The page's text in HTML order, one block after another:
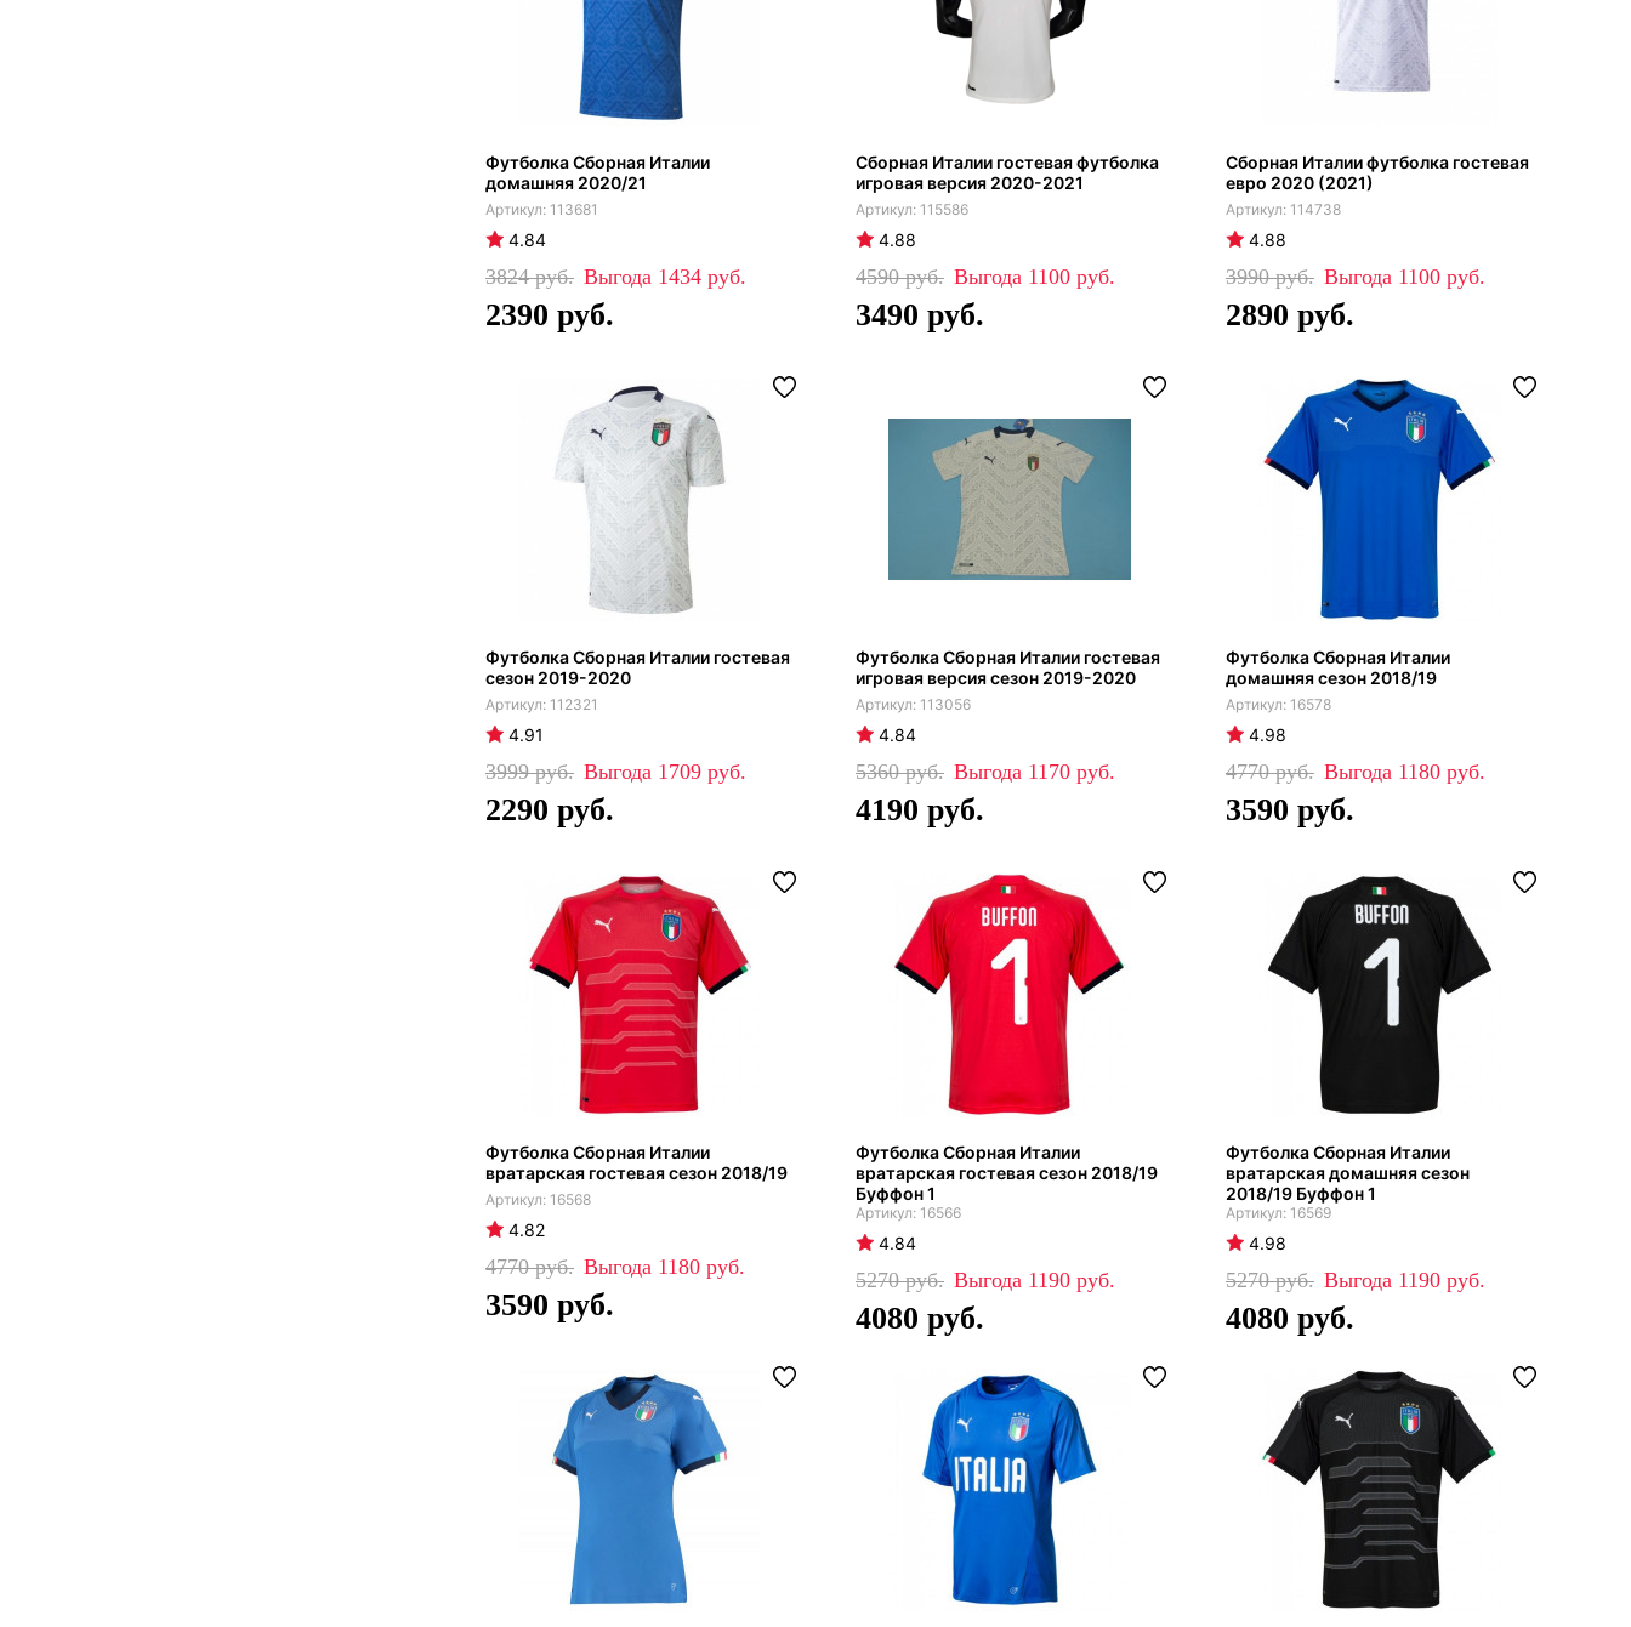
Футболка Сборная Италии
домашняя 2020/21
113681
4.84
3824 1434
2390
Сборная Италии гостевая футболка
игровая версия 2020-2021
115586
4.88
4590 1100
3490
Сборная Италии футболка гостевая
евро 2020 (2021)
114738
4.88
3990 1100
2890
Футболка Сборная Италии гостевая
сезон 2019-2020
112321
4.91
3999 1709
2290
Футболка Сборная Италии гостевая
игровая версия сезон 2019-2020
113056
4.84
5360 1170
4190
Футболка Сборная Италии
домашняя сезон 2018/19
16578
4.98
4770 1180
3590
Футболка Сборная Италии
вратарская гостевая сезон 2018/19
16568
4.82
4770 1180
3590
Футболка Сборная Италии
вратарская гостевая сезон 2018/19
Буффон 1
16566
4.84
5270 1190
4080
Футболка Сборная Италии
вратарская домашняя сезон
2018/19 Буффон 1
16569
4.98
5270 1190
4080